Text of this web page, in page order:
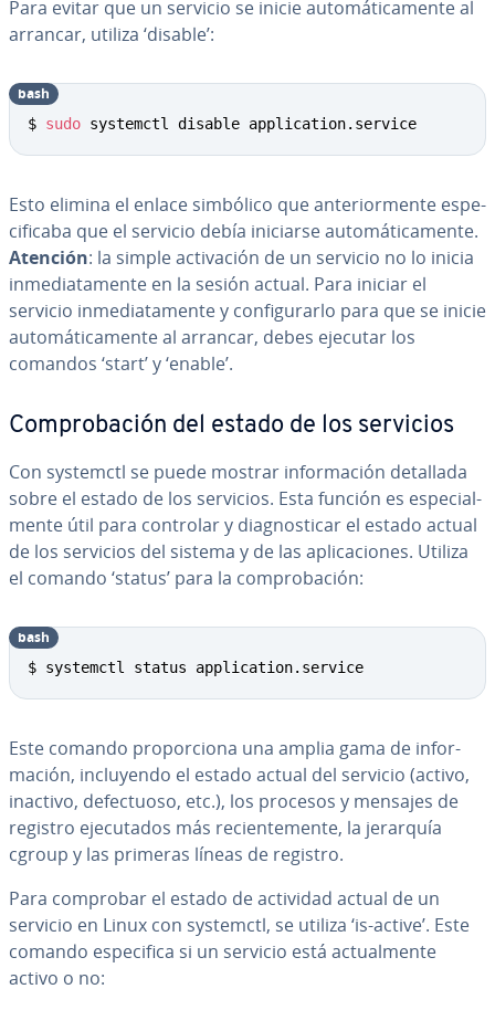
Para evitar que un servicio se inicie au­to­má­ti­ca­me­n­te al
arrancar, utiliza ‘disable’:
$ sudo systemctl disable application.service
bash
Esto elimina el enlace simbólico que an­te­rio­r­me­n­te es­pe­
ci­fi­ca­ba que el servicio debía iniciarse au­to­má­ti­ca­me­n­te.
Atención: la simple ac­ti­va­ción de un servicio no lo inicia
in­me­dia­ta­me­n­te en la sesión actual. Para iniciar el
servicio in­me­dia­ta­me­n­te y co­n­fi­gu­rar­lo para que se inicie
au­to­má­ti­ca­me­n­te al arrancar, debes ejecutar los
comandos ‘start’ y ‘enable’.
Co­m­pro­ba­ción del estado de los servicios
Con systemctl se puede mostrar in­fo­r­ma­ción detallada
sobre el estado de los servicios. Esta función es es­pe­cia­l­
me­n­te útil para controlar y dia­g­no­s­ti­car el estado actual
de los servicios del sistema y de las apli­ca­cio­nes. Utiliza
el comando ‘status’ para la co­m­pro­ba­ción:
$ systemctl status application.service
bash
Este comando pro­po­r­cio­na una amplia gama de in­fo­r­
ma­ción, in­clu­ye­n­do el estado actual del servicio (activo,
inactivo, de­fe­c­tuo­so, etc.), los procesos y mensajes de
registro eje­cu­ta­dos más re­cie­n­te­me­n­te, la jerarquía
cgroup y las primeras líneas de registro.
Para comprobar el estado de actividad actual de un
servicio en Linux con systemctl, se utiliza ‘is-active’. Este
comando es­pe­ci­fi­ca si un servicio está ac­tua­l­me­n­te
activo o no: